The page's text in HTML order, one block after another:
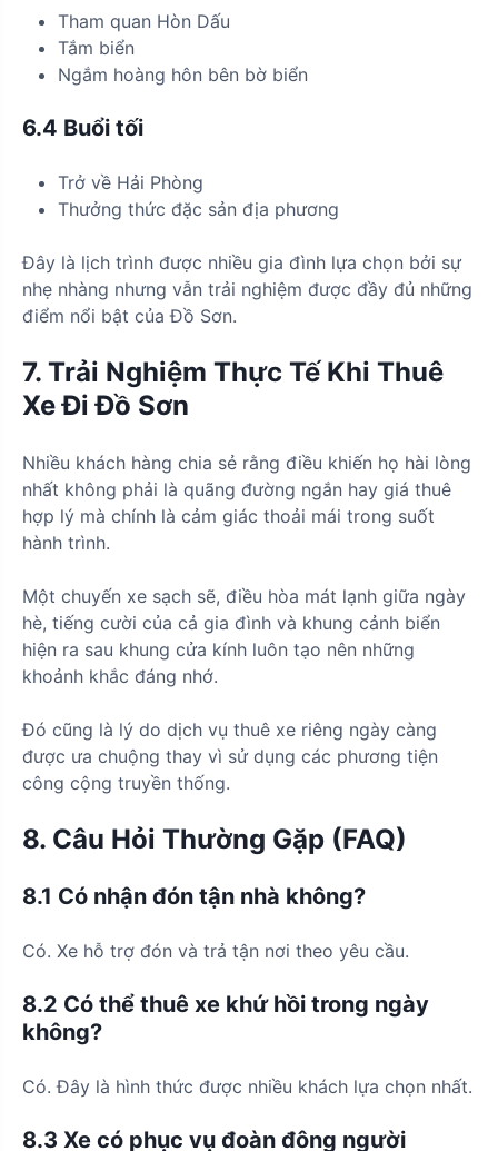
Tham quan Hòn Dấu
Tắm biển
Ngắm hoàng hôn bên bờ biển
6.4 Buổi tối
Trở về Hải Phòng
Thưởng thức đặc sản địa phương
Đây là lịch trình được nhiều gia đình lựa chọn bởi sự
nhẹ nhàng nhưng vẫn trải nghiệm được đầy đủ những
điểm nổi bật của Đồ Sơn.
7. Trải Nghiệm Thực Tế Khi Thuê
Xe Đi Đồ Sơn
Nhiều khách hàng chia sẻ rằng điều khiến họ hài lòng
nhất không phải là quãng đường ngắn hay giá thuê
hợp lý mà chính là cảm giác thoải mái trong suốt
hành trình.
Một chuyến xe sạch sẽ, điều hòa mát lạnh giữa ngày
hè, tiếng cười của cả gia đình và khung cảnh biển
hiện ra sau khung cửa kính luôn tạo nên những
khoảnh khắc đáng nhớ.
Đó cũng là lý do dịch vụ thuê xe riêng ngày càng
được ưa chuộng thay vì sử dụng các phương tiện
công cộng truyền thống.
8. Câu Hỏi Thường Gặp (FAQ)
8.1 Có nhận đón tận nhà không?
Có. Xe hỗ trợ đón và trả tận nơi theo yêu cầu.
8.2 Có thể thuê xe khứ hồi trong ngày
không?
Có. Đây là hình thức được nhiều khách lựa chọn nhất.
8.3 Xe có phục vụ đoàn đông người